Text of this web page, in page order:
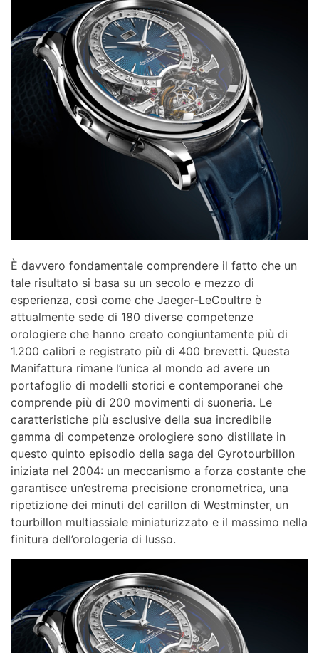
È davvero fondamentale comprendere il fatto che un
tale risultato si basa su un secolo e mezzo di
esperienza, così come che Jaeger-LeCoultre è
attualmente sede di 180 diverse competenze
orologiere che hanno creato congiuntamente più di
1.200 calibri e registrato più di 400 brevetti. Questa
Manifattura rimane l’unica al mondo ad avere un
portafoglio di modelli storici e contemporanei che
comprende più di 200 movimenti di suoneria. Le
caratteristiche più esclusive della sua incredibile
gamma di competenze orologiere sono distillate in
questo quinto episodio della saga del Gyrotourbillon
iniziata nel 2004: un meccanismo a forza costante che
garantisce un’estrema precisione cronometrica, una
ripetizione dei minuti del carillon di Westminster, un
tourbillon multiassiale miniaturizzato e il massimo nella
finitura dell’orologeria di lusso.